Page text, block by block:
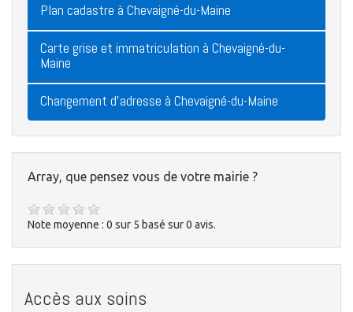
Plan cadastre à Chevaigné-du-Maine
Carte grise et immatriculation à Chevaigné-du-
Maine
Changement d'adresse à Chevaigné-du-Maine
Array, que pensez vous de votre mairie ?
Note moyenne : 0 sur 5 basé sur0 avis.
Accès aux soins